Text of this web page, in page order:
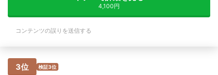
4,100円
コンテンツの誤りを送信する
3位 検証3位